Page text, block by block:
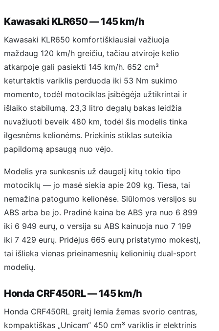
Kawasaki KLR650 — 145 km/h
Kawasaki KLR650 komfortiškiausiai važiuoja
maždaug 120 km/h greičiu, tačiau atviroje kelio
atkarpoje gali pasiekti 145 km/h. 652 cm³
keturtaktis variklis perduoda iki 53 Nm sukimo
momento, todėl motociklas įsibėgėja užtikrintai ir
išlaiko stabilumą. 23,3 litro degalų bakas leidžia
nuvažiuoti beveik 480 km, todėl šis modelis tinka
ilgesnėms kelionėms. Priekinis stiklas suteikia
papildomą apsaugą nuo vėjo.
Modelis yra sunkesnis už daugelį kitų tokio tipo
motociklų — jo masė siekia apie 209 kg. Tiesa, tai
nemažina patogumo kelionėse. Siūlomos versijos su
ABS arba be jo. Pradinė kaina be ABS yra nuo 6 899
iki 6 949 eurų, o versija su ABS kainuoja nuo 7 199
iki 7 429 eurų. Pridėjus 665 eurų pristatymo mokestį,
tai išlieka vienas prieinamesnių kelioninių dual-sport
modelių.
Honda CRF450RL — 145 km/h
Honda CRF450RL greitį lemia žemas svorio centras,
kompaktiškas „Unicam“ 450 cm³ variklis ir elektrinis